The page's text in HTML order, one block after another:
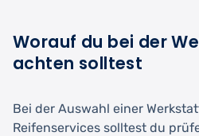
Worauf du bei der
achten solltest
Bei der Auswahl einer
Reifenservices solltest du